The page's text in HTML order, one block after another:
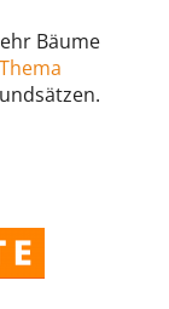
Bäume
Thema